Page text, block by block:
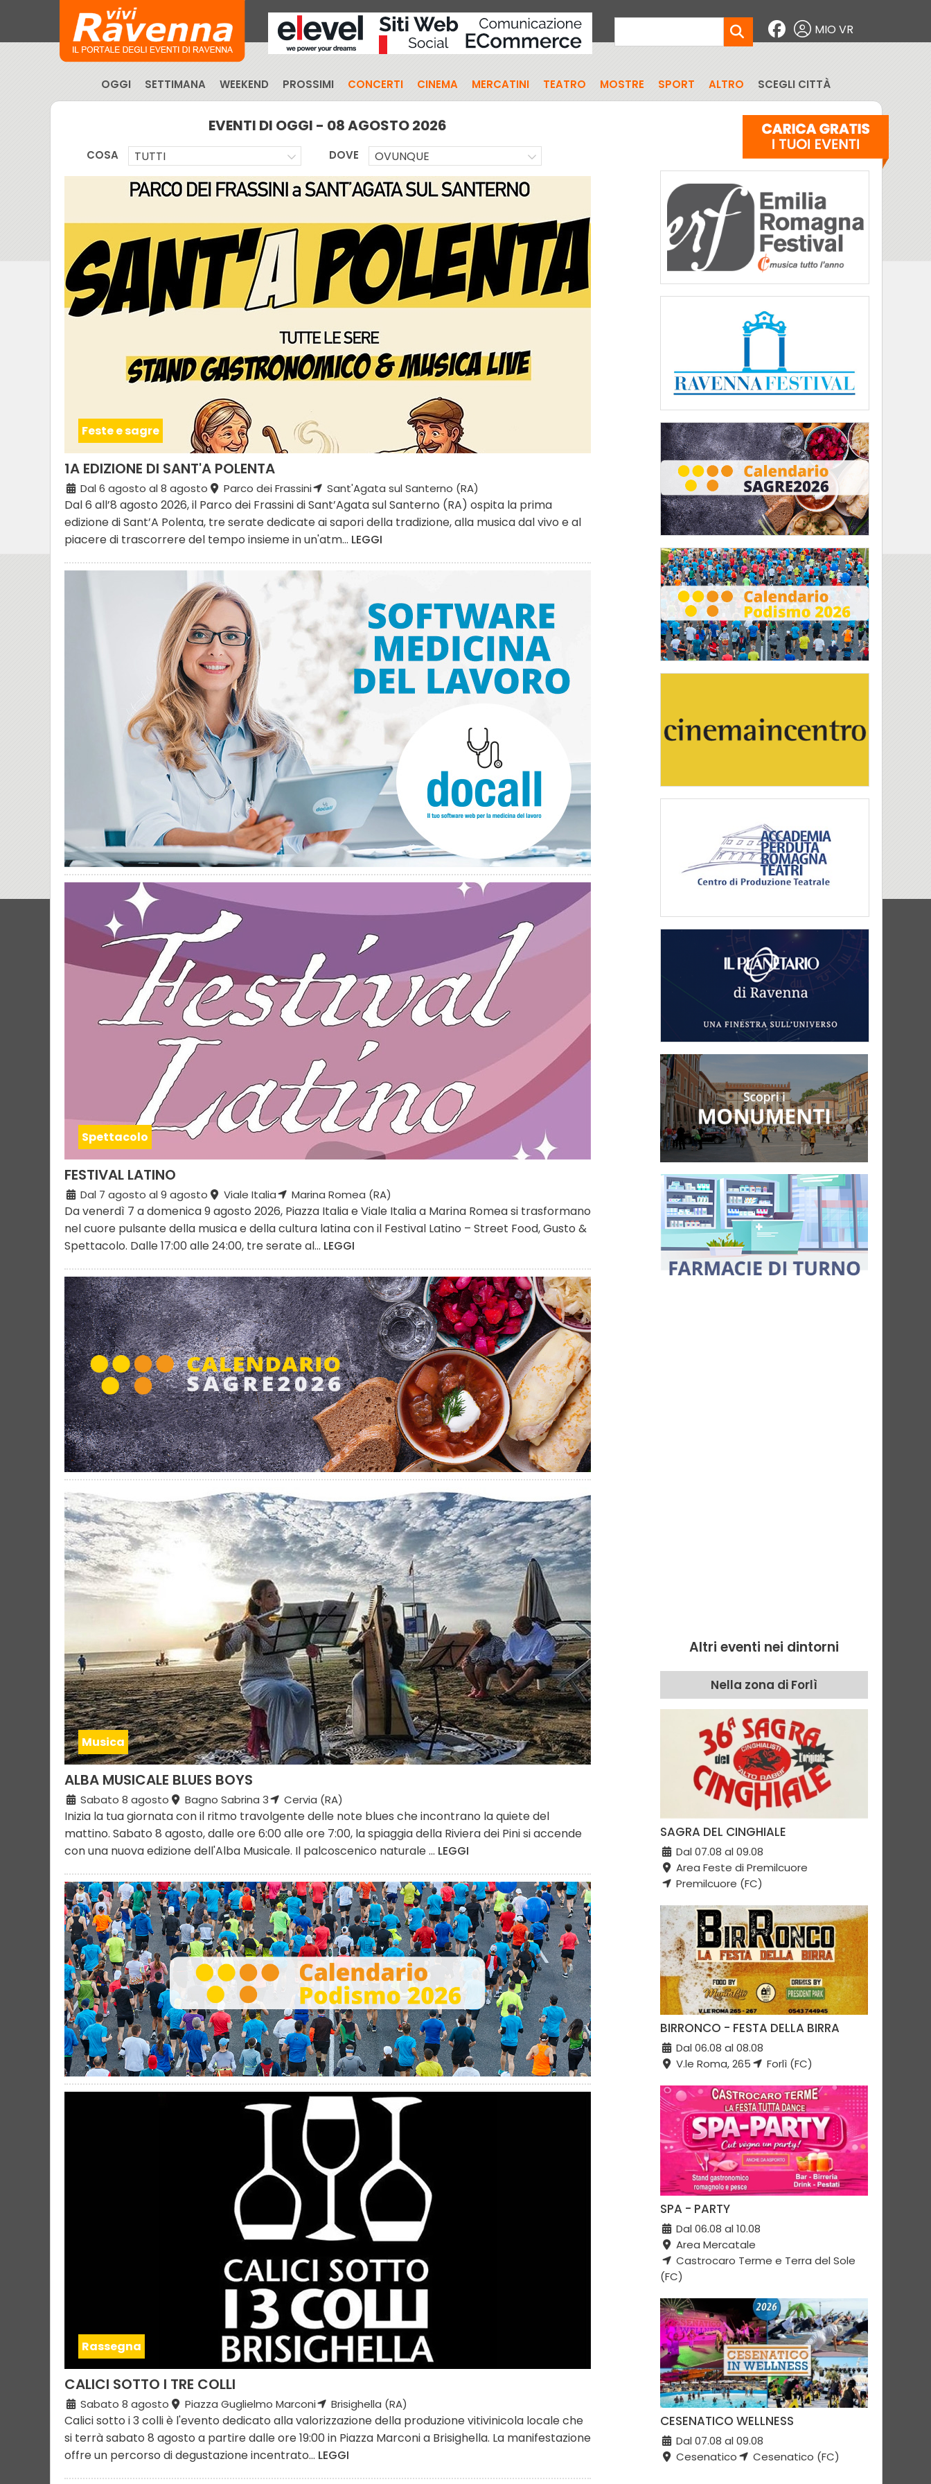
MIO VR
OGGI SETTIMANA WEEKEND PROSSIMI CONCERTI CINEMA MERCATINI TEATRO MOSTRE SPORT ALTRO SCEGLI CITTÀ
EVENTI DI OGGI - 08 AGOSTO 2026
COSA TUTTI DOVE OVUNQUE
Feste e sagre
1A EDIZIONE DI SANT'A POLENTA
Dal 6 agosto al 8 agosto Parco dei Frassini Sant'Agata sul Santerno (RA)
Dal 6 all’8 agosto 2026, il Parco dei Frassini di Sant’Agata sul Santerno (RA) ospita la prima
edizione di Sant’A Polenta, tre serate dedicate ai sapori della tradizione, alla musica dal vivo e al
piacere di trascorrere del tempo insieme in un'atm... LEGGI
Spettacolo
FESTIVAL LATINO
Dal 7 agosto al 9 agosto Viale Italia Marina Romea (RA)
Da venerdì 7 a domenica 9 agosto 2026, Piazza Italia e Viale Italia a Marina Romea si trasformano
nel cuore pulsante della musica e della cultura latina con il Festival Latino – Street Food, Gusto &
Spettacolo. Dalle 17:00 alle 24:00, tre serate al... LEGGI
Musica
ALBA MUSICALE BLUES BOYS
Sabato 8 agosto Bagno Sabrina 3 Cervia (RA)
Inizia la tua giornata con il ritmo travolgente delle note blues che incontrano la quiete del
mattino. Sabato 8 agosto, dalle ore 6:00 alle ore 7:00, la spiaggia della Riviera dei Pini si accende
con una nuova edizione dell'Alba Musicale. Il palcoscenico naturale ... LEGGI
Rassegna
CALICI SOTTO I TRE COLLI
Sabato 8 agosto Piazza Guglielmo Marconi Brisighella (RA)
Calici sotto i 3 colli è l'evento dedicato alla valorizzazione della produzione vitivinicola locale che
si terrà sabato 8 agosto a partire dalle ore 19:00 in Piazza Marconi a Brisighella. La manifestazione
offre un percorso di degustazione incentrato... LEGGI
Altri eventi nei dintorni
Nella zona di Forlì
SAGRA DEL CINGHIALE
Dal 07.08 al 09.08
Area Feste di Premilcuore
Premilcuore (FC)
BIRRONCO - FESTA DELLA BIRRA
Dal 06.08 al 08.08
V.le Roma, 265
Forlì (FC)
SPA - PARTY
Dal 06.08 al 10.08
Area Mercatale
Castrocaro Terme e Terra del Sole
(FC)
CESENATICO WELLNESS
Dal 07.08 al 09.08
Cesenatico
Cesenatico (FC)